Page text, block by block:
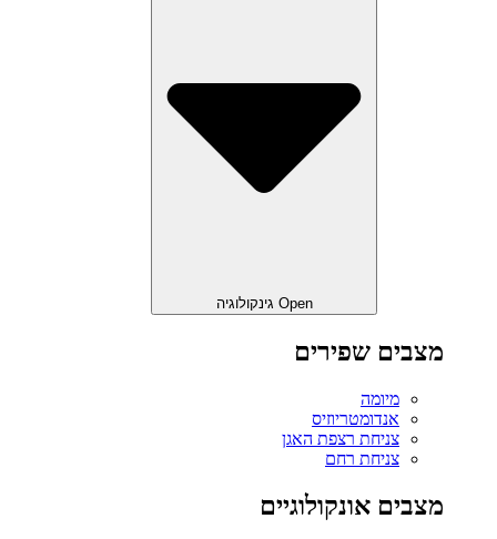
Open גינקולוגיה
מצבים שפירים
מיומה
אנדומטריוזיס
צניחת רצפת האגן
צניחת רחם
מצבים אונקולוגיים